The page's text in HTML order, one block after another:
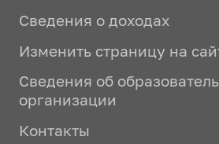
Сведения о доходах
Изменить страницу на
Сведения об
организации
Контакты